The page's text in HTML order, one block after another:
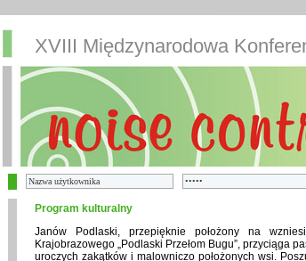
XVIII Międzynarodowa
Program kulturalny
Janów Podlaski, przepięknie położony na
Krajobrazowego „Podlaski Przełom Bugu”, przyciąga
uroczych zakątków i malowniczo położonych wsi.